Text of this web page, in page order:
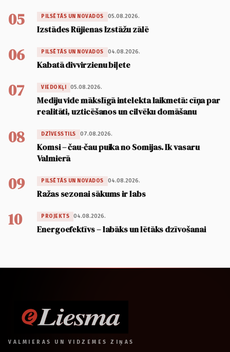
05 PILSĒTĀS UN NOVADOS 05.08.2026.
Izstādes Rūjienas Izstāžu zālē
06 PILSĒTĀS UN NOVADOS 04.08.2026.
Kabatā divvirzienu biļete
07 VIEDOKĻI 05.08.2026.
Mediju vide mākslīgā intelekta laikmetā: cīņa par
realitāti, uzticēšanos un cilvēku domāšanu
08 DZĪVESSTILS 07.08.2026.
Komsi – čau-čau puika no Somijas. Ik vasaru
Valmierā
09 PILSĒTĀS UN NOVADOS 04.08.2026.
Ražas sezonai sākums ir labs
10 PROJEKTS 04.08.2026.
Energoefektīvs – labāks un lētāks dzīvošanai
VALMIERAS UN VIDZEMES ZIŅAS